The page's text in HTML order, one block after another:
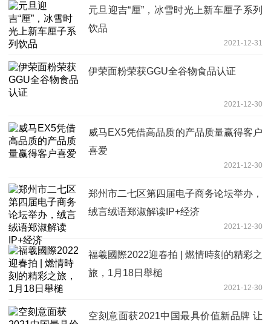
元旦迎吉“厘”，冰雪时光上新车厘子系列
饮品
2021-12-31
伊荣面粉荣获GGU全谷物食品认证
2021-12-30
威马EX5凭借高品质的产品质量赢得客户
喜爱
2021-12-30
郑州市二七区第四届电子商务论坛举办，
绒言绒语郑淑解读IP+经济
2021-12-30
福羲國際2022迎春拍 | 燃情時刻的精彩之
旅，1月18日舉槌
2021-12-30
空刻意面获2021中国最具价值新品牌 让